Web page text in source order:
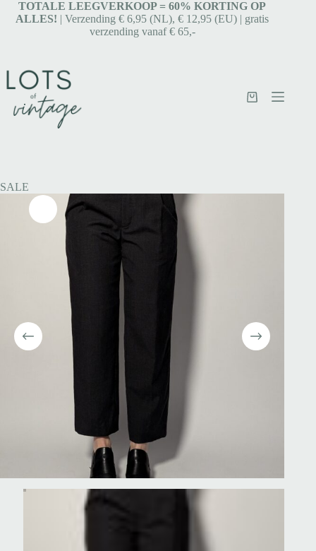
TOTALE LEEGVERKOOP = 60% KORTING OP
ALLES! | Verzending € 6,95 (NL), € 12,95 (EU) | gratis
verzending vanaf € 65,-
SALE